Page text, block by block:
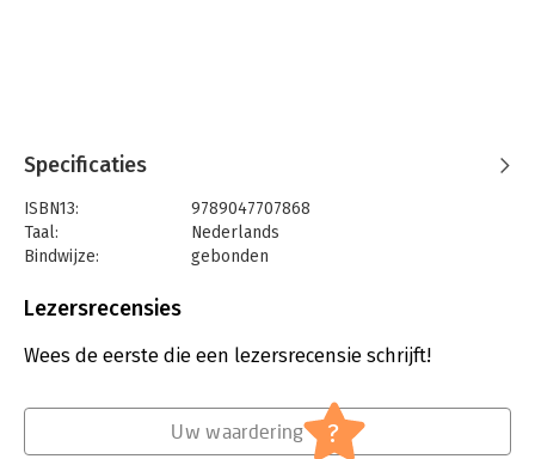
Specificaties
ISBN13:
9789047707868
Taal:
Nederlands
Bindwijze:
gebonden
Druk:
Lezersrecensies
Wees de eerste die een lezersrecensie schrijft!
Uw waardering ?